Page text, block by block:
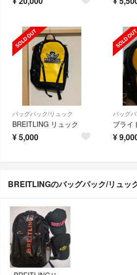
バッグパック/リュック
BREITLING リュック
¥5,000
バッグ
ブライ
¥
BREITLINGのバッグパック/リュッ